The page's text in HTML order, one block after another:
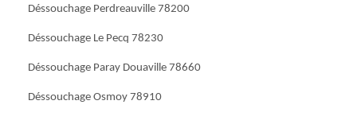
Déssouchage Perdreauville 78200
Déssouchage Le Pecq 78230
Déssouchage Paray Douaville 78660
Déssouchage Osmoy 78910